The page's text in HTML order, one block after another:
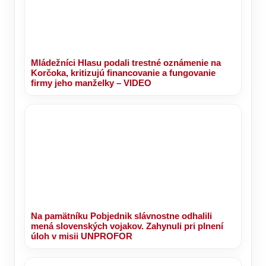
Mládežníci Hlasu podali trestné oznámenie na
Korčoka, kritizujú financovanie a fungovanie
firmy jeho manželky – VIDEO
Na pamätníku Pobjednik slávnostne odhalili
mená slovenských vojakov. Zahynuli pri plnení
úloh v misii UNPROFOR